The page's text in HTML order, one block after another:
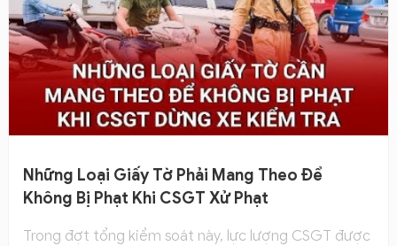
Những Loại Giấy Tờ Phải Mang Theo Để
Không Bị Phạt Khi CSGT Xử Phạt
Trong đợt tổng kiểm soát này, lực lượng CSGT được